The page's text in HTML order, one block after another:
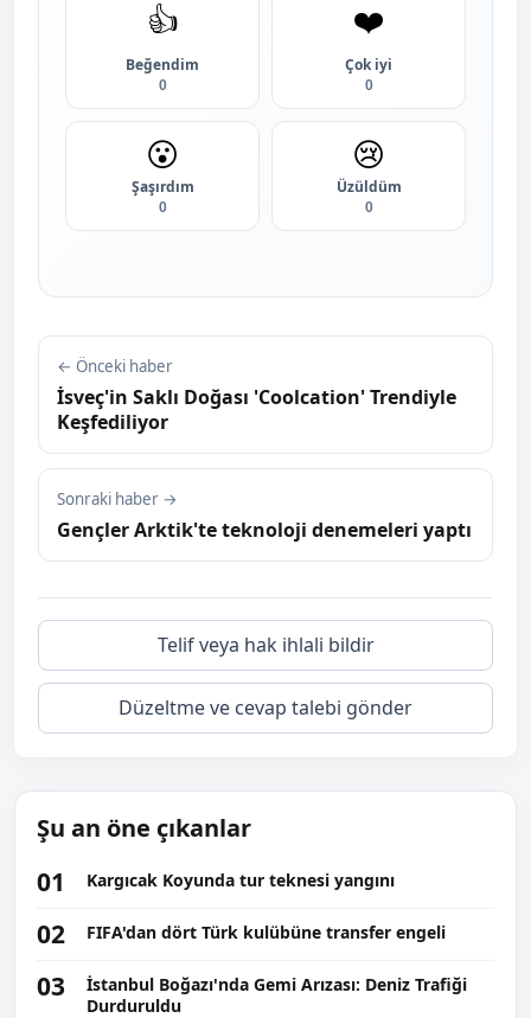
👍
Beğendim
0
❤️
Çok iyi
0
😮
Şaşırdım
0
😢
Üzüldüm
0
← Önceki haber
İsveç'in Saklı Doğası 'Coolcation' Trendiyle
Keşfediliyor
Sonraki haber →
Gençler Arktik'te teknoloji denemeleri yaptı
Telif veya hak ihlali bildir
Düzeltme ve cevap talebi gönder
Şu an öne çıkanlar
01 Kargıcak Koyunda tur teknesi yangını
02 FIFA'dan dört Türk kulübüne transfer engeli
03
İstanbul Boğazı'nda Gemi Arızası: Deniz Trafiği
Durduruldu